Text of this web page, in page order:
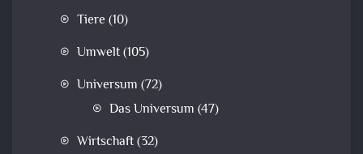
Tiere (10)
Umwelt(105)
Universum (72)
Das Universum (47)
Wirtschaft(32)